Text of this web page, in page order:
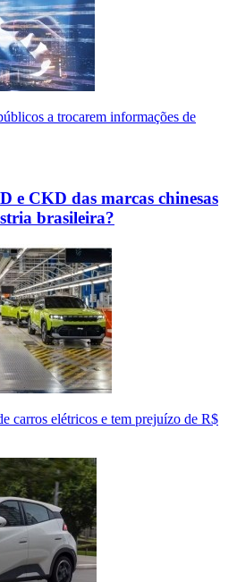
a trocarem informações de
e CKD das marcas chinesas
brasileira?
carros elétricos e tem prejuízo de R$